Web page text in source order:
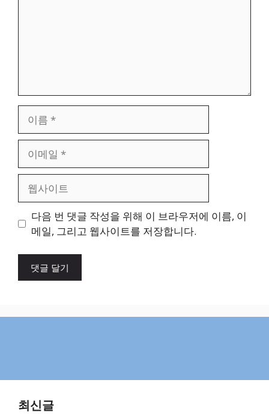
일
트
다음 번 댓글 작성을 위해 이 브라우저에 이름, 이
메일, 그리고 웹사이트를 저장합니다.
최신글